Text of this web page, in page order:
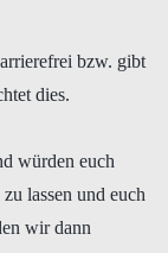
bzw. gibt
dies.
würden euch
lassen und euch
wir dann